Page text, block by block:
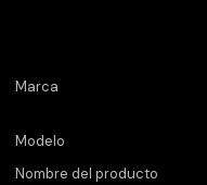
Marca
Modelo
Nombre del producto